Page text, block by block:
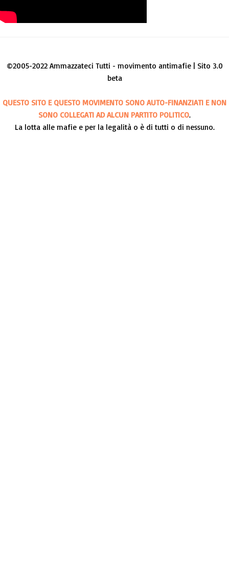
©2005-2022 Ammazzateci Tutti - movimento antimafie | Sito 3.0
beta
QUESTO SITO E QUESTO MOVIMENTO SONO AUTO-FINANZIATI E NON
SONO COLLEGATI AD ALCUN PARTITO POLITICO.
La lotta alle mafie e per la legalità o è di tutti o di nessuno.